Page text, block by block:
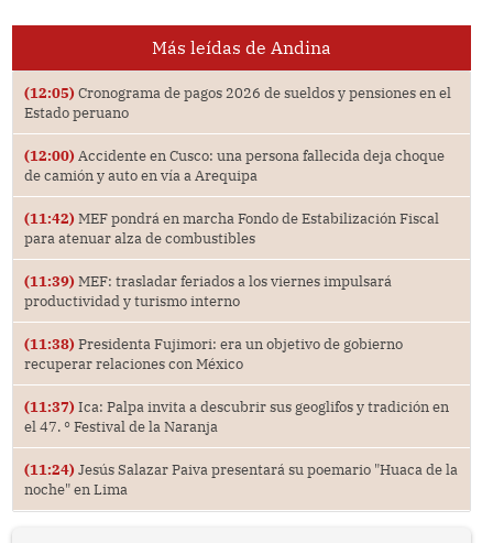
Más leídas de Andina
(12:05) Cronograma de pagos 2026 de sueldos y pensiones en el
Estado peruano
(12:00) Accidente en Cusco: una persona fallecida deja choque
de camión y auto en vía a Arequipa
(11:42) MEF pondrá en marcha Fondo de Estabilización Fiscal
para atenuar alza de combustibles
(11:39) MEF: trasladar feriados a los viernes impulsará
productividad y turismo interno
(11:38) Presidenta Fujimori: era un objetivo de gobierno
recuperar relaciones con México
(11:37) Ica: Palpa invita a descubrir sus geoglifos y tradición en
el 47. ° Festival de la Naranja
(11:24) Jesús Salazar Paiva presentará su poemario "Huaca de la
noche" en Lima